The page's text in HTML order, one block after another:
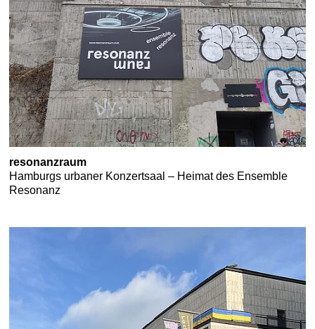
resonanzraum
Hamburgs urbaner Konzertsaal – Heimat des Ensemble
Resonanz